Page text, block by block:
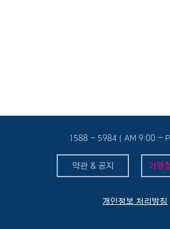
1588 - 5984 ( AM 9:00 ~
약관 & 공지 가맹
개인정보 처리방침